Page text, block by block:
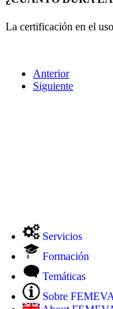
La certificación en el
Anterior
Siguiente
Servicios
Formación
Temáticas
Sobre